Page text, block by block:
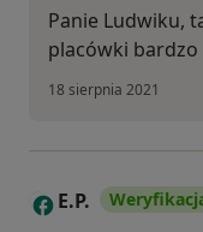
Panie Ludwiku,
placówki bardzo
18 sierpnia 2021
E E.P.